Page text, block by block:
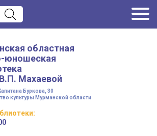
областная
юношеская
В.П. Махаевой
Буркова, 30
культуры Мурманской области
: